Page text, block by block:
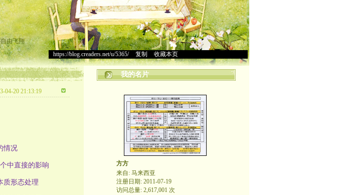
由飞翔
https://blog.creaders.net/u/5365/> 复制 收藏本页
04-20 21:13:19
情况
中直接的影响
质形态处理
我的名片
方方
来自: 马来西亚
注册日期: 2011-07-19
访问总量: 2,617,001 次